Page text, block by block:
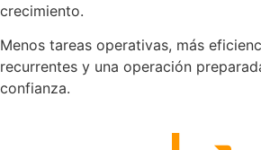
crecimiento.
Menos tareas operativas, más
recurrentes y una operación
confianza.